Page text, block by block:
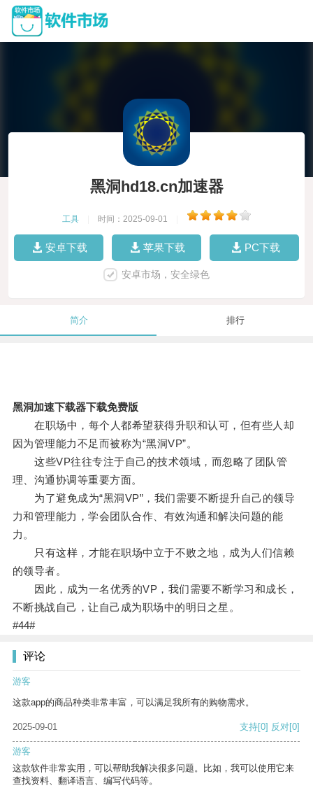
黑洞hd18.cn加速器
工具 时间：2025-09-01
安卓下载 苹果下载 PC下载
安卓市场，安全绿色
简介 排行
黑洞加速下载器下载免费版
在职场中，每个人都希望获得升职和认可，但有些人却
因为管理能力不足而被称为“黑洞VP”。
这些VP往往专注于自己的技术领域，而忽略了团队管
理、沟通协调等重要方面。
为了避免成为“黑洞VP”，我们需要不断提升自己的领导
力和管理能力，学会团队合作、有效沟通和解决问题的能
力。
只有这样，才能在职场中立于不败之地，成为人们信赖
的领导者。
因此，成为一名优秀的VP，我们需要不断学习和成长，
不断挑战自己，让自己成为职场中的明日之星。
#44#
评论
游客
这款app的商品种类非常丰富，可以满足我所有的购物需求。
2025-09-01 支持[0] 反对[0]
游客
这款软件非常实用，可以帮助我解决很多问题。比如，我可以使用它来
查找资料、翻译语言、编写代码等。